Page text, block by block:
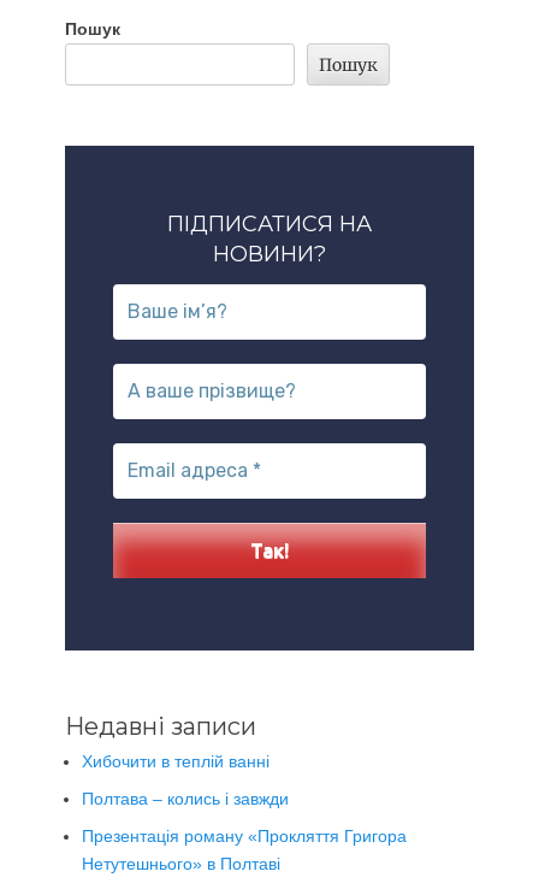
Пошук
Пошук
ПІДПИСАТИСЯ НА
НОВИНИ?
Недавні записи
Хибочити в теплій ванні
Полтава – колись і завжди
Презентація роману «Прокляття Григора
Нетутешнього» в Полтаві